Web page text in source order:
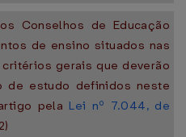
Conselhos de Educação
de ensino situados nas
gerais que deverão
de estudo definidos neste
pela Lei nº 7.044, de